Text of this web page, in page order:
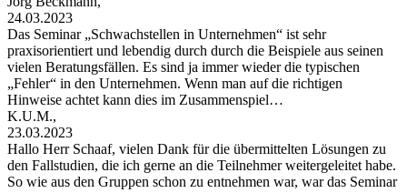
24.03.2023
Das Seminar „Schwachstellen in Unternehmen“ ist sehr
praxisorientiert und lebendig durch durch die Beispiele aus seinen
vielen Beratungsfällen. Es sind ja immer wieder die typischen
„Fehler“ in den Unternehmen. Wenn man auf die richtigen
Hinweise achtet kann dies im Zusammenspiel…
K.U.M.,
23.03.2023
Hallo Herr Schaaf, vielen Dank für die übermittelten Lösungen zu
den Fallstudien, die ich gerne an die Teilnehmer weitergeleitet habe.
So wie aus den Gruppen schon zu entnehmen war, war das Seminar